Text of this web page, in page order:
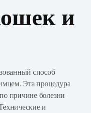
и
способ
Эта процедура
причине болезни
и